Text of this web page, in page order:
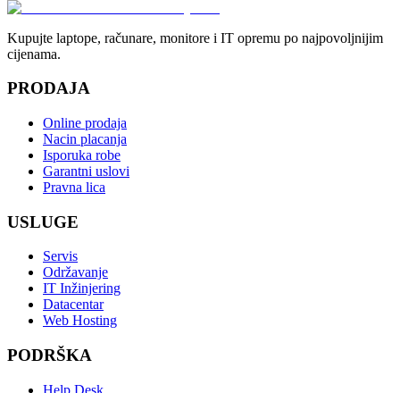
Kupujte laptope, računare, monitore i IT opremu po najpovoljnijim
cijenama.
PRODAJA
Online prodaja
Nacin placanja
Isporuka robe
Garantni uslovi
Pravna lica
USLUGE
Servis
Održavanje
IT Inžinjering
Datacentar
Web Hosting
PODRŠKA
Help Desk